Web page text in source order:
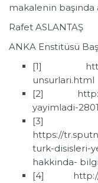
makalenin
Rafet ASLANTAŞ
ANKA Enstitüsü
[1] http://
unsurlari.html
[2] http://
yayimladi-
[3]
https://
turk-disisleri-
hakkinda-
[4] http://